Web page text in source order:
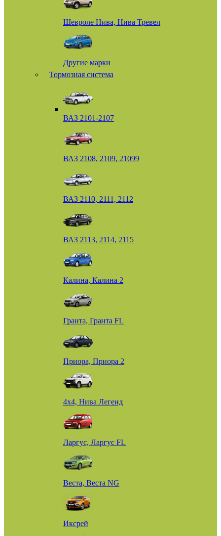
Шевроле Нива, Нива Тревел
Другие марки
Тормозная система
ВАЗ 2101-2107
ВАЗ 2108, 2109, 21099
ВАЗ 2110, 2111, 2112
ВАЗ 2113, 2114, 2115
Калина, Калина 2
Гранта, Гранта FL
Приора, Приора 2
4х4, Нива Легенд
Ларгус, Ларгус FL
Веста, Веста NG
Иксрей